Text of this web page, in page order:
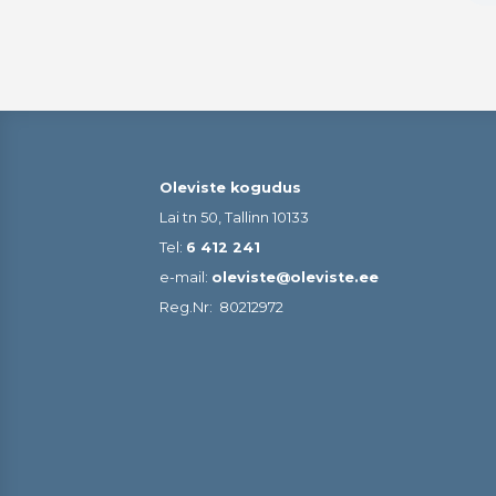
Oleviste kogudus
Lai tn 50, Tallinn 10133
Tel: 6 412 241
e-mail: oleviste@oleviste.ee
Reg.Nr: 80212972